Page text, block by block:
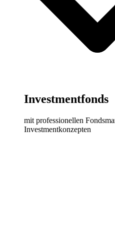
Investmentfonds
mit professionellen
Investmentkonzepten